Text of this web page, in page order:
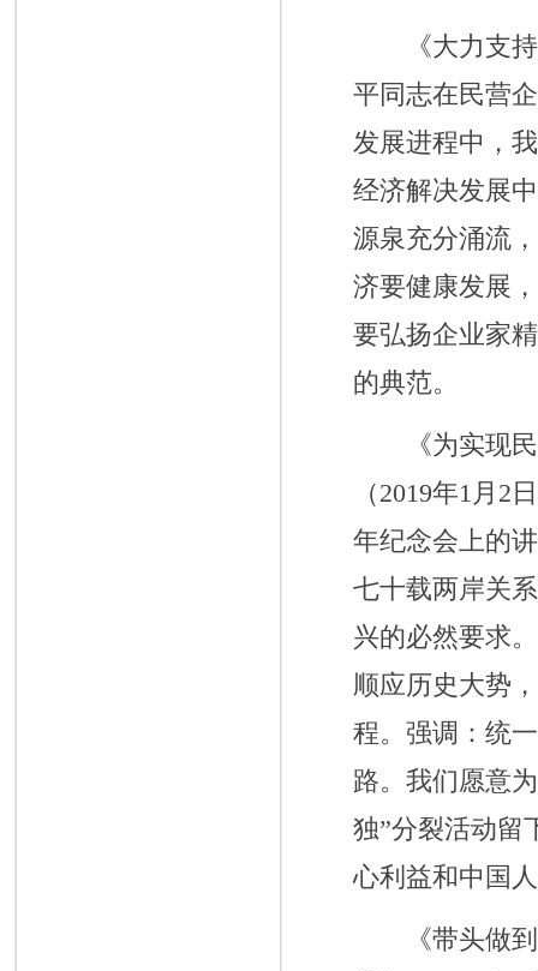
《大力支持
平同志在民营
发展进程中，
经济解决发展
源泉充分涌流
济要健康发展
要弘扬企业家
的典范。
《为实现民
（2019年1月
年纪念会上的
七十载两岸关
兴的必然要求
顺应历史大势
程。强调：统
路。我们愿意
独”分裂活动留
心利益和中国
《带头做到“